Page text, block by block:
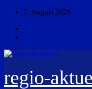
Zum
springen
7. August 2026
regio-